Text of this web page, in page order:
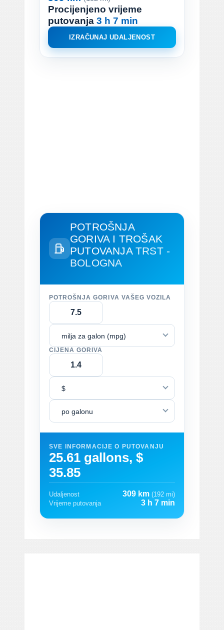
Procijenjeno vrijeme
putovanja 3 h 7 min
IZRAČUNAJ UDALJENOST
POTROŠNJA
GORIVA I TROŠAK
PUTOVANJA TRST -
BOLOGNA
POTROŠNJA GORIVA VAŠEG VOZILA
milja za galon (mpg)
CIJENA GORIVA
$
po galonu
SVE INFORMACIJE O PUTOVANJU
25.61 gallons, $
35.85
Udaljenost 309 km (192 mi)
Vrijeme putovanja
3 h 7 min